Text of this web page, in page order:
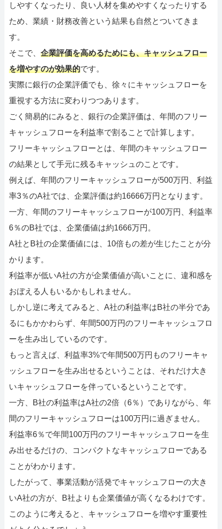
しやすくなったり、良い人材を集めやすくなったりする
ため、業績・財務改善という結果も自然とついてきま
す。
そこで、 企業評価を高めるためにも、キャッシュフロー
を増やすのが効果的です。
実際に銀行の企業評価でも、徐々にキャッシュフローを
重視する方法に変わりつつあります。
ごく簡易的にみると、銀行の企業評価は、年間のフリー
キャッシュフローを利益率で割ることで計算します。
フリーキャッシュフローとは、年間のキャッシュフロー
の結果として手元に残るキャッシュのことです。
例えば、年間のフリーキャッシュフローが500万円、利益
率3％のA社では、企業評価は約16666万円となります。
一方、年間のフリーキャッシュフローが100万円、利益率
6％のB社では、企業価値は約1666万円。
A社とB社の企業価値には、10倍もの差が生じたことが分
かります。
利益率が低いA社の方が企業価値が高いことに、違和感を
おぼえる人もいるかもしれません。
しかし逆に考えてみると、A社の利益率はB社の半分であ
るにもかかわらず、年間500万円のフリーキャッシュフロ
ーを生み出しているのです。
もっと言えば、利益率3%で年間500万円ものフリーキャ
ッシュフローを生み出せるということは、それだけ大き
いキャッシュフローを伴っているということです。
一方、B社の利益率はA社の2倍（6％）でありながら、年
間のフリーキャッシュフローは100万円に過ぎません。
利益率6％で年間100万円のフリーキャッシュフローを生
み出せるだけの、コンパクトなキャッシュフローである
ことがわかります。
したがって、事業活動が活発でキャッシュフローの大き
いA社の方が、B社よりも企業価値が高くなるわけです。
このように考えると、キャッシュフローを増やす重要性